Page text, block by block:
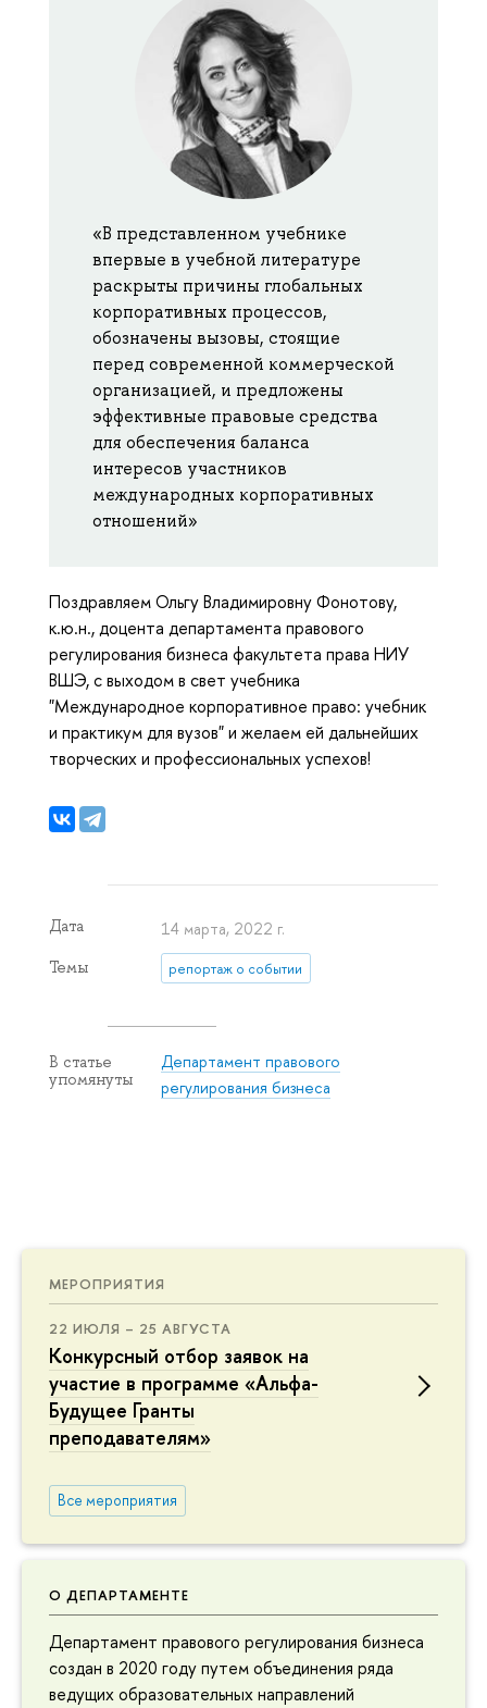
МЕРОПРИЯТИЯ
22 ИЮЛЯ – 25 АВГУСТА
Конкурсный отбор заявок на
участие в программе «Альфа-
Будущее Гранты
преподавателям»
Все мероприятия
О ДЕПАРТАМЕНТЕ
Департамент правового регулирования бизнеса
создан в 2020 году путем объединения ряда
ведущих образовательных направлений
«В представленном учебнике
впервые в учебной литературе
раскрыты причины глобальных
корпоративных процессов,
обозначены вызовы, стоящие
перед современной коммерческой
организацией, и предложены
эффективные правовые средства
для обеспечения баланса
интересов участников
международных корпоративных
отношений»
Поздравляем Ольгу Владимировну Фонотову,
к.ю.н., доцента департамента правового
регулирования бизнеса факультета права НИУ
ВШЭ, с выходом в свет учебника
"Международное корпоративное право: учебник
и практикум для вузов" и желаем ей дальнейших
творческих и профессиональных успехов!
Дата 14 марта, 2022 г.
Темы репортаж о событии
В статье
упомянуты
Департамент правового
регулирования бизнеса